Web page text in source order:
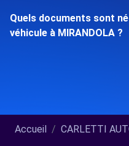
Quels documents sont
véhicule à MIRANDOLA ?
Accueil CARLETTI